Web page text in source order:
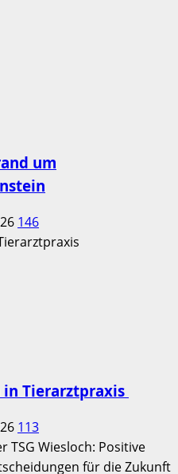
um
146
Tierarztpraxis
113